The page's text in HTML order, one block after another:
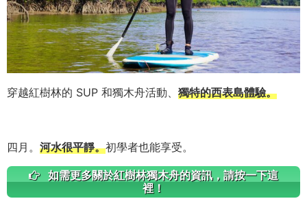
穿越紅樹林的 SUP 和獨木舟活動、 獨特的西表島體驗。
四月。 河水很平靜。初學者也能享受。
如需更多關於紅樹林獨木舟的資訊，請按一下這
裡！